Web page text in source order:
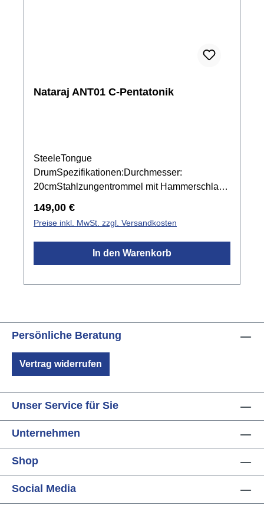
Nataraj ANT01 C-Pentatonik
SteeleTongue
DrumSpezifikationen:Durchmesser:
20cmStahlzungentrommel mit Hammerschlag
SchlägelC Dur Pentatonik, 440 Hz: C, D, E, G,
A, C, D, Ein Indien ist diese Stimmung als
Raga Bhopali bekanntfroher, glockenartiger
KlangBeliebte, sonnige Stimmung, die Freude
SchlägelnMade in IndienFarbe: blau
Regulärer Preis:
149,00 €
Preise inkl. MwSt. zzgl. Versandkosten
In den Warenkorb
Persönliche Beratung
Vertrag widerrufen
Unser Service für Sie
Unternehmen
Shop
Social Media